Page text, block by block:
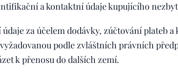
a kontaktní údaje kupujícího
za účelem dodávky, zúčtování plateb
podle zvláštních právních
k přenosu do dalších zemí.